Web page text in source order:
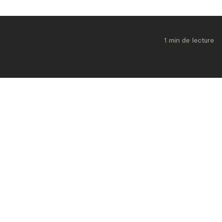
1 min de lecture